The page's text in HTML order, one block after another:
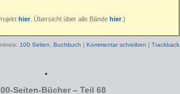
hier. Übersicht über alle Bände hier.)
100 Seiten, Buchbuch Kommentar schreiben Trackback
*
Seiten-Bücher – Teil 68